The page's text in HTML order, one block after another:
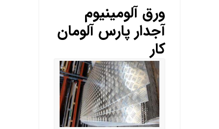
ورق آلومینیوم
آجدار پارس آلومان
کار